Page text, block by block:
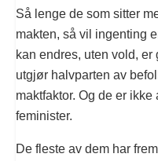
Så lenge de som sitter
makten, så vil ingenting
kan endres, uten vold,
utgjør halvparten av
maktfaktor. Og de er
feminister.
De fleste av dem har